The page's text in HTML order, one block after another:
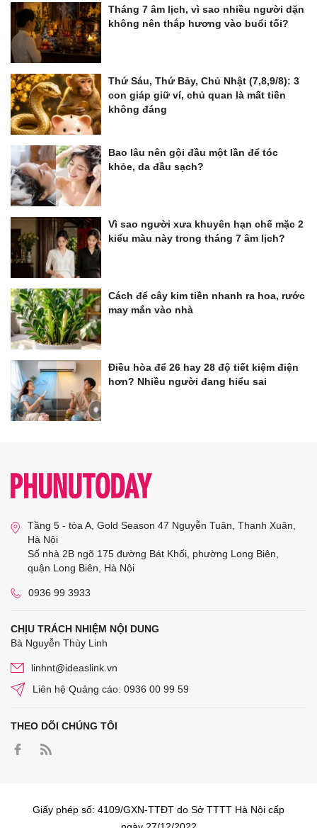
Tháng 7 âm lịch, vì sao nhiều người dặn
không nên thắp hương vào buổi tối?
Thứ Sáu, Thứ Bảy, Chủ Nhật (7,8,9/8): 3
con giáp giữ ví, chủ quan là mất tiền
không đáng
Bao lâu nên gội đầu một lần để tóc
khỏe, da đầu sạch?
Vì sao người xưa khuyên hạn chế mặc 2
kiểu màu này trong tháng 7 âm lịch?
Cách để cây kim tiền nhanh ra hoa, rước
may mắn vào nhà
Điều hòa để 26 hay 28 độ tiết kiệm điện
hơn? Nhiều người đang hiểu sai
Tầng 5 - tòa A, Gold Season 47 Nguyễn Tuân, Thanh Xuân,
Hà Nội
Số nhà 2B ngõ 175 đường Bát Khối, phường Long Biên,
quận Long Biên, Hà Nội
0936 99 3933
CHỊU TRÁCH NHIỆM NỘI DUNG
Bà Nguyễn Thùy Linh
linhnt@ideaslink.vn
Liên hệ Quảng cáo: 0936 00 99 59
THEO DÕI CHÚNG TÔI
Giấy phép số: 4109/GXN-TTĐT do Sở TTTT Hà Nội cấp